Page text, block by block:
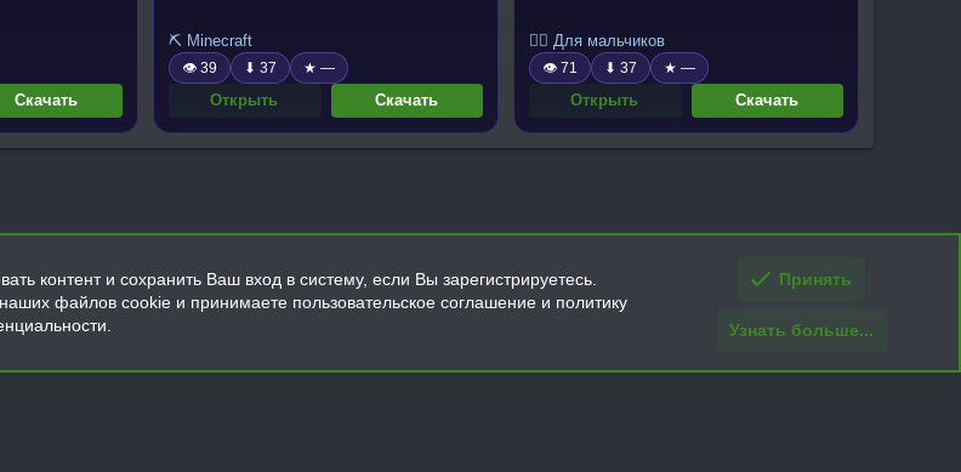
Скачать
⛏️ Minecraft
👁 39 ⬇ 37 ★ —
Открыть Скачать
🧍‍♂️ Для мальчиков
👁 71 ⬇ 37 ★ —
Открыть Скачать
Главная
R
S
контент и сохранить Ваш вход в систему, если Вы зарегистрируетесь.
файлов cookie и принимаете пользовательское соглашение и политику
Принять
Узнать больше...